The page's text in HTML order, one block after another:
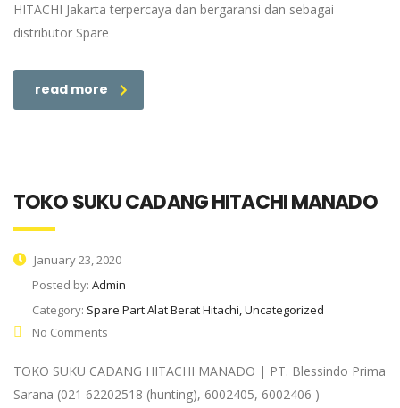
HITACHI Jakarta terpercaya dan bergaransi dan sebagai
distributor Spare
read more
TOKO SUKU CADANG HITACHI MANADO
January 23, 2020
Posted by: Admin
Category: Spare Part Alat Berat Hitachi, Uncategorized
No Comments
TOKO SUKU CADANG HITACHI MANADO | PT. Blessindo Prima
Sarana (021 62202518 (hunting), 6002405, 6002406 )